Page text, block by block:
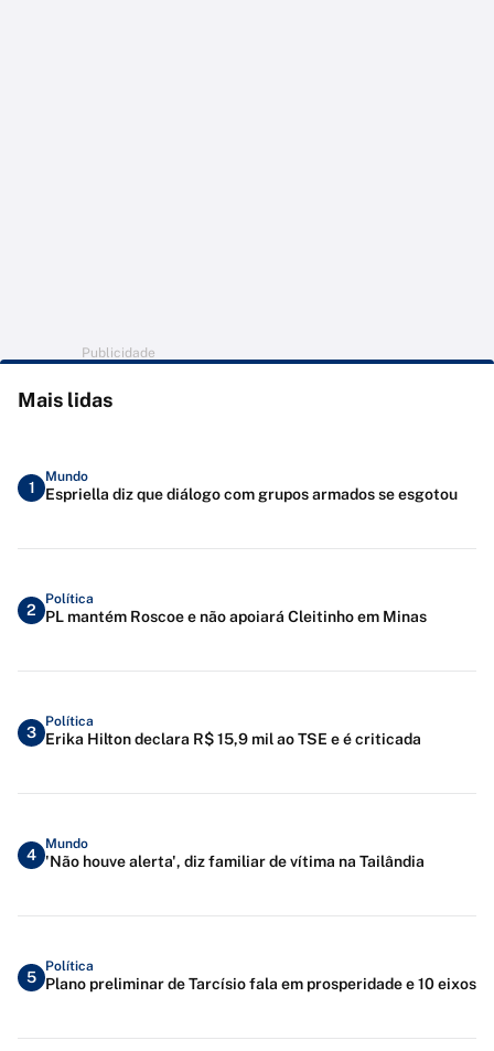
Publicidade
Mais lidas
1
Mundo
Espriella diz que diálogo com grupos armados se esgotou
2
Política
PL mantém Roscoe e não apoiará Cleitinho em Minas
3
Política
Erika Hilton declara R$ 15,9 mil ao TSE e é criticada
4
Mundo
'Não houve alerta', diz familiar de vítima na Tailândia
5
Política
Plano preliminar de Tarcísio fala em prosperidade e 10 eixos